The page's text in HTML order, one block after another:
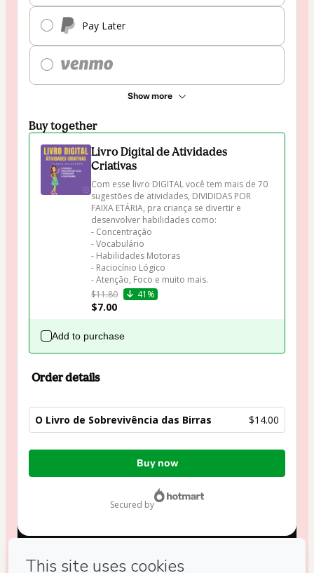
Pay Later
Show more
Buy together
Livro Digital de Atividades
Criativas
Com esse livro DIGITAL você tem mais de 70
sugestões de atividades, DIVIDIDAS POR
FAIXA ETÁRIA, pra criança se divertir e
desenvolver habilidades como:
- Concentração
- Vocabulário
- Habilidades Motoras
- Raciocínio Lógico
- Atenção, Foco e muito mais.
$11.80
41%
$7.00
Add to purchase
Order details
O Livro de Sobrevivência das Birras $14.00
Total
Buy now
secured by